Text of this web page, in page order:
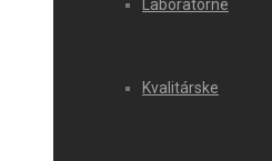
Laboratórne
Kvalitárske